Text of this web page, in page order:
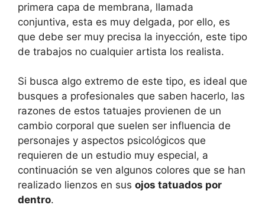
primera capa de membrana, llamada
conjuntiva, esta es muy delgada, por ello, es
que debe ser muy precisa la inyección, este tipo
de trabajos no cualquier artista los realista.
Si busca algo extremo de este tipo, es ideal que
busques a profesionales que saben hacerlo, las
razones de estos tatuajes provienen de un
cambio corporal que suelen ser influencia de
personajes y aspectos psicológicos que
requieren de un estudio muy especial, a
continuación se ven algunos colores que se han
realizado lienzos en sus ojos tatuados por
dentro.